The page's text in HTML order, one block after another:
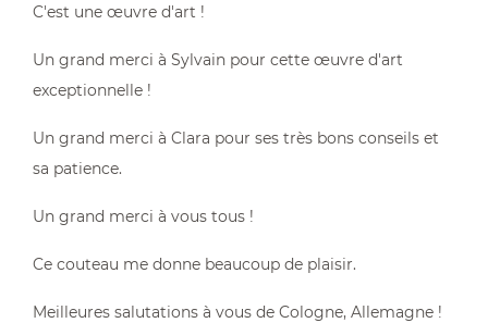
C'est une œuvre d'art !
Un grand merci à Sylvain pour cette œuvre d'art
exceptionnelle !
Un grand merci à Clara pour ses très bons conseils et
sa patience.
Un grand merci à vous tous !
Ce couteau me donne beaucoup de plaisir.
Meilleures salutations à vous de Cologne, Allemagne !